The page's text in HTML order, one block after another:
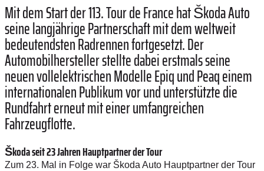
Mit dem Start der 113. Tour de France hat Škoda Auto
seine langjährige Partnerschaft mit dem weltweit
bedeutendsten Radrennen fortgesetzt. Der
Automobilhersteller stellte dabei erstmals seine
neuen vollelektrischen Modelle Epiq und Peaq einem
internationalen Publikum vor und unterstützte die
Rundfahrt erneut mit einer umfangreichen
Fahrzeugflotte.
Škoda seit 23 Jahren Hauptpartner der Tour
Zum 23. Mal in Folge war Škoda Auto Hauptpartner der Tour